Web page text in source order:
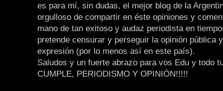
es para mí, sin dudas, el mejor blog de la
orgulloso de compartir en éste opiniones y
mano de tan exitoso y audaz periodista en
pretende censurar y perseguir la opinión pública
expresión (por lo menos así en este país).
Saludos y un fuerte abrazo para vos Edu y todo
CUMPLE, PERIODISMO Y OPINIÓN!!!!!